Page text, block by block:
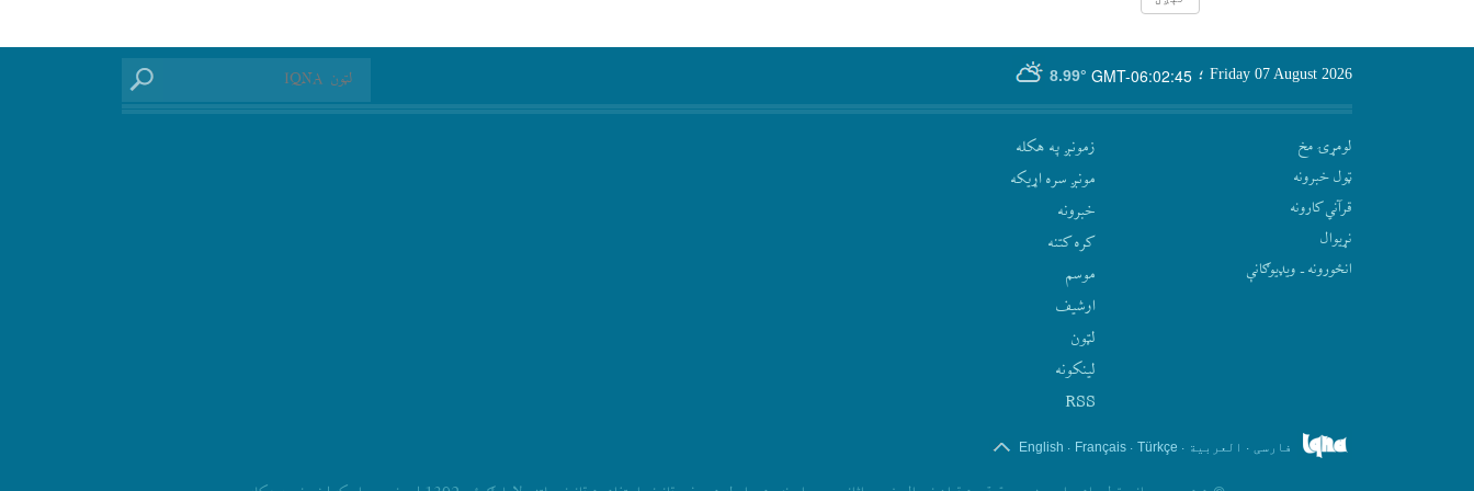
GMT-06:02:45
8.99° Friday 07 August 2026 ؛
لومړۍ مخ
ټول خبرونه
قرآني کارونه
نړيوال
انځورونه ـ ویډیوګانې
زمونږ په هکله
مونږ سره اړيکه
‫خبرونه
کره کتنه
موسم
ارشيف
لټون
لينکونه
RSS
فارسی . العربیة .
Türkçe
.
Français
.
English